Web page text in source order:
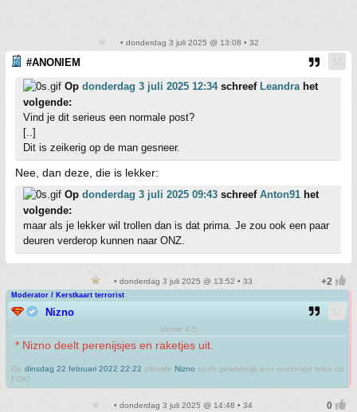
• donderdag 3 juli 2025 @ 13:08 • 32
#ANONIEM
Op donderdag 3 juli 2025 12:34schreef Leandra het
volgende:
Vind je dit serieus een normale post?
[..]
Dit is zeikerig op de man gesneer.
Nee, dan deze, die is lekker:
Op donderdag 3 juli 2025 09:43 schreef Anton91 het
volgende:
maar als je lekker wil trollen dan is dat prima. Je zou ook een paar
deuren verderop kunnen naar ONZ.
• donderdag 3 juli 2025 @ 13:52 • 33
Moderator / Kerstkaart terrorist
Nizno
Versie 4.5
* Nizno deelt perenijsjes en raketjes uit.
Op dinsdag 22 februari 2022 22:22 pleurde Nizno zoals gewoonlijk een onzinnige tekst op
FOK!
• donderdag 3 juli 2025 @ 14:48 • 34